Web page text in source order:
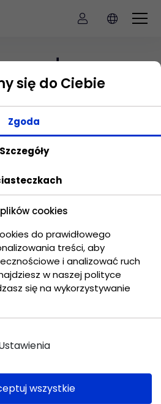
centrum
dodając widżety z
są dla Ciebie istotne.
i ułożenie i dopasowując
siebie.
się do Ciebie
Zgoda
Szczegóły
cookies
do prawidłowego
treści, aby
i analizować ruch
w naszej polityce
się na wykorzystywanie
wszystkie